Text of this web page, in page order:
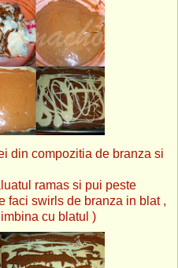
de branza si
ramas si pui peste
faci swirls de branza in blat ,
cu blatul )